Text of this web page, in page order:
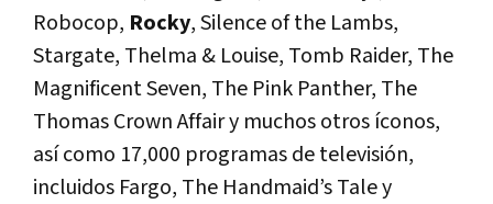
Robocop, Rocky, Silence of the Lambs,
Stargate, Thelma & Louise, Tomb Raider, The
Magnificent Seven, The Pink Panther, The
Thomas Crown Affair y muchos otros íconos,
así como 17,000 programas de televisión,
incluidos Fargo, The Handmaid’s Tale y